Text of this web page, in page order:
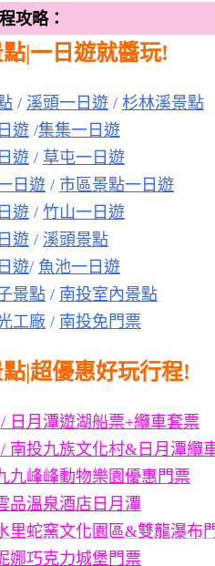
攻略：
|一日遊就醬玩!
/ 溪頭一日遊 / 杉林溪景點
遊 /集集一日遊
遊 / 草屯一日遊
日遊 / 市區景點一日遊
遊 / 竹山一日遊
遊 / 溪頭景點
遊/ 魚池一日遊
景點 / 南投室內景點
工廠 / 南投免門票
|超優惠好玩行程!
日月潭遊湖船票+纜車套票
/ 南投九族文化村&日月潭纜
九峰峰動物樂園優惠門票
品溫泉酒店日月潭
里蛇窯文化園區&雙龍瀑布
娜巧克力城堡門票